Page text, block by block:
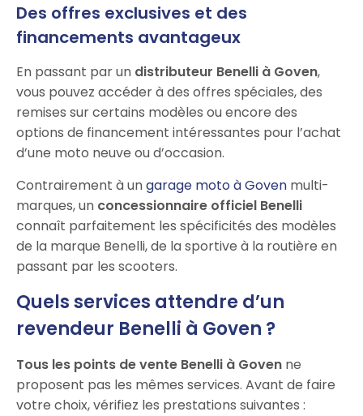
Des offres exclusives et des
financements avantageux
En passant par un distributeur Benelli à Goven,
vous pouvez accéder à des offres spéciales, des
remises sur certains modèles ou encore des
options de financement intéressantes pour l’achat
d’une moto neuve ou d’occasion.
Contrairement à ungarage moto à Goven multi-
marques, un concessionnaire officiel Benelli
connaît parfaitement les spécificités des modèles
de la marque Benelli, de la sportive à la routière en
passant par les scooters.
Quels services attendre d’un
revendeur Benelli à Goven ?
Tous les points de vente Benelli à Goven ne
proposent pas les mêmes services. Avant de faire
votre choix, vérifiez les prestations suivantes :